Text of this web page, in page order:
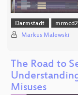
Darmstadt
Markus Malewski
The Road to
Misuses